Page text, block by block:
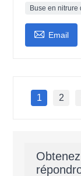
Buse en nitrure
 Email
1 2